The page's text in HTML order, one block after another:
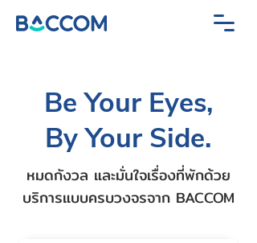
Be Your Eyes,
By Your Side.
หมดกังวล และมั่นใจเรื่องที่พักด้วย
บริการแบบครบวงจรจาก BACCOM